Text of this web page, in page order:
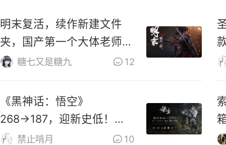
明末复活，续作新建文件
夹，国产第一个大体老师杀
穿地狱！
糖七又是糖九 12
《黑神话：悟空》
268→187，迎新史低！玩
家：卖1000都不贵
禁止啃月 10